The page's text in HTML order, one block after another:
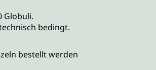
Globuli.
bedingt.
bestellt werden